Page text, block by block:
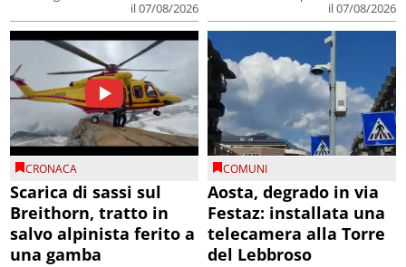
il 07/08/2026
il 07/08/2026
CRONACA
Scarica di sassi sul
Breithorn, tratto in
salvo alpinista ferito a
una gamba
COMUNI
Aosta, degrado in via
Festaz: installata una
telecamera alla Torre
del Lebbroso